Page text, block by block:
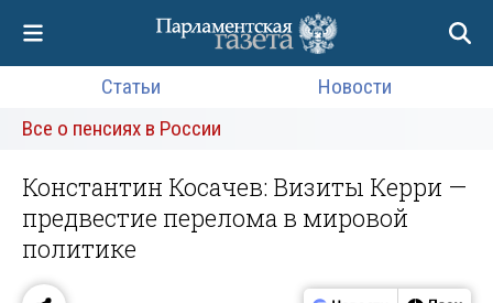
Статьи
Новости
Все о пенсиях в России
Константин Косачев: Визиты Керри —
предвестие перелома в мировой
политике